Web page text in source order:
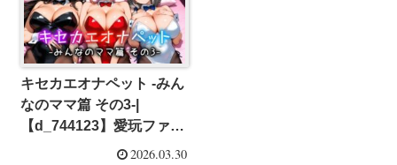
キセカエオナペット -みん
なのママ篇 その3-|
【d_744123】愛玩ファク
2026.03.30